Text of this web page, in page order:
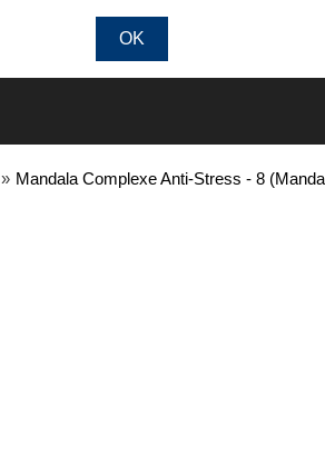
» Mandala Complexe Anti-Stress - 8